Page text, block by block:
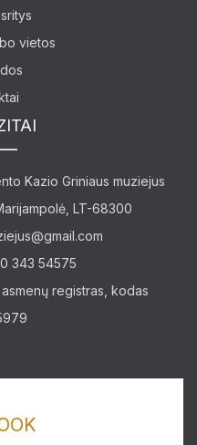
vietos
Kazio Griniaus muziejus
LT-68300
343 54575
registras, kodas